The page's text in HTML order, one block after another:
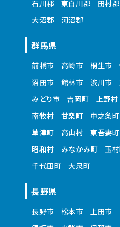
石川郡 東白川郡 田村郡
大沼郡
河沼郡
群馬県
前橋市 高崎市 桐生市
沼田市
館林市 渋川市
みどり市
吉岡町 上野村
南牧村
甘楽町 中之条町
草津町
高山村 東吾妻町
昭和村
みなかみ町 玉
千代田町
大泉町
長野県
長野市 松本市 上田市